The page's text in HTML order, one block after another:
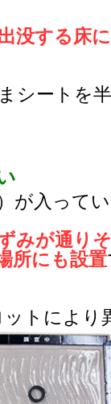
没する床
シートを
が入って
みが通り
所にも設置
トにより